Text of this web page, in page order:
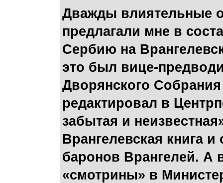
Дважды влиятельные
предлагали мне в
Сербию на
это был вице-
Дворянского
редактировал в
забытая и
Врангелевская книга
баронов Врангелей. А
«смотрины» в